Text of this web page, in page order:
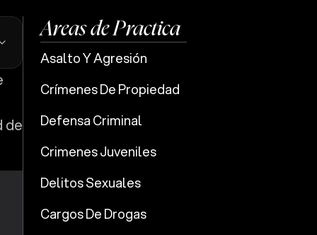
de
Areas de Practica
Asalto Y Agresión
Crímenes De Propiedad
Defensa Criminal
Crimenes Juveniles
Delitos Sexuales
Cargos De Drogas